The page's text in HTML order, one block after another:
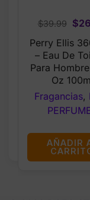
$39.99 $
Perry Ellis
– Eau De
Para
Oz
Fragancias,
AÑADIR